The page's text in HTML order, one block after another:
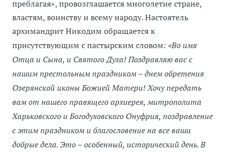
преблагая», провозглашается многолетие стране,
властям, воинству и всему народу. Настоятель
архимандрит Никодим обращается к
присутствующим с пастырским словом: «Во имя
Отца и Сына, и Святого Духа! Поздравляю вас с
нашим престольным праздником – днем обретения
Озерянской иконы Божией Матери! Хочу передать
вам от нашего правящего архиерея, митрополита
Харьковского и Богодуховского Онуфрия, поздравление
с этим праздником и благословение на все ваши
добрые дела. Это – особенный, исторический день. В